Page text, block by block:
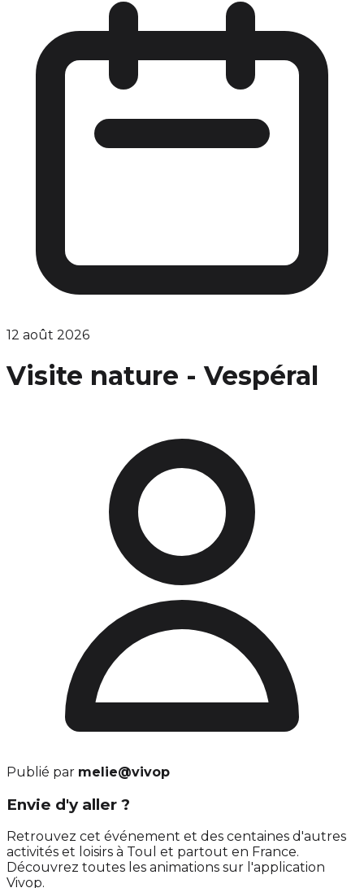
12 août 2026
Visite nature - Vespéral
Publié par melie@vivop
Envie d'y aller ?
Retrouvez cet événement et des centaines d'autres
activités et loisirs à Toul et partout en France.
Découvrez toutes les animations sur l'application
Vivop.